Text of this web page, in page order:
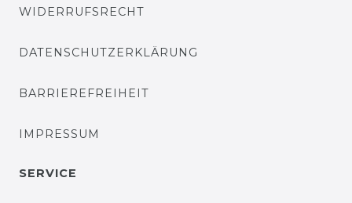
WIDERRUFSRECHT
DATENSCHUTZERKLÄRUNG
BARRIEREFREIHEIT
IMPRESSUM
SERVICE